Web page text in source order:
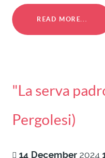
READ MORE...
"La serva
Pergolesi)
14 December 2024